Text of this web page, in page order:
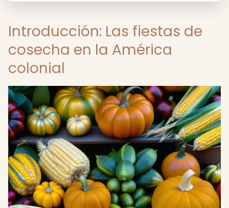
Introducción: Las fiestas de
cosecha en la América
colonial